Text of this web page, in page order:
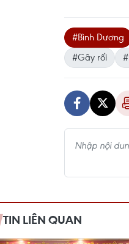
#Bình Dương
#Gây rối
TIN LIÊN QUAN